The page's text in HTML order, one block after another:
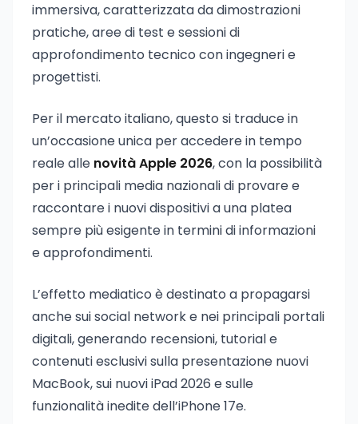
immersiva, caratterizzata da dimostrazioni
pratiche, aree di test e sessioni di
approfondimento tecnico con ingegneri e
progettisti.
Per il mercato italiano, questo si traduce in
un’occasione unica per accedere in tempo
reale alle novità Apple 2026, con la possibilità
per i principali media nazionali di provare e
raccontare i nuovi dispositivi a una platea
sempre più esigente in termini di informazioni
e approfondimenti.
L’effetto mediatico è destinato a propagarsi
anche sui social network e nei principali portali
digitali, generando recensioni, tutorial e
contenuti esclusivi sulla presentazione nuovi
MacBook, sui nuovi iPad 2026 e sulle
funzionalità inedite dell’iPhone 17e.